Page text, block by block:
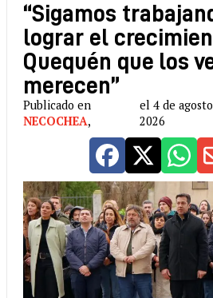
“Sigamos
lograr el
Quequén que los
merecen”
Publicado en
NECOCHEA,
el 4 de
2026